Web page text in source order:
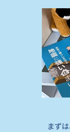
まず